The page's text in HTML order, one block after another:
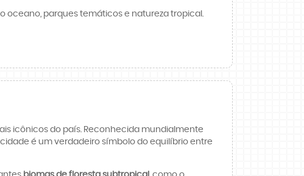
oceano, parques temáticos e natureza tropical.
icônicos do país. Reconhecida mundialmente
cidade é um verdadeiro símbolo do equilíbrio entre